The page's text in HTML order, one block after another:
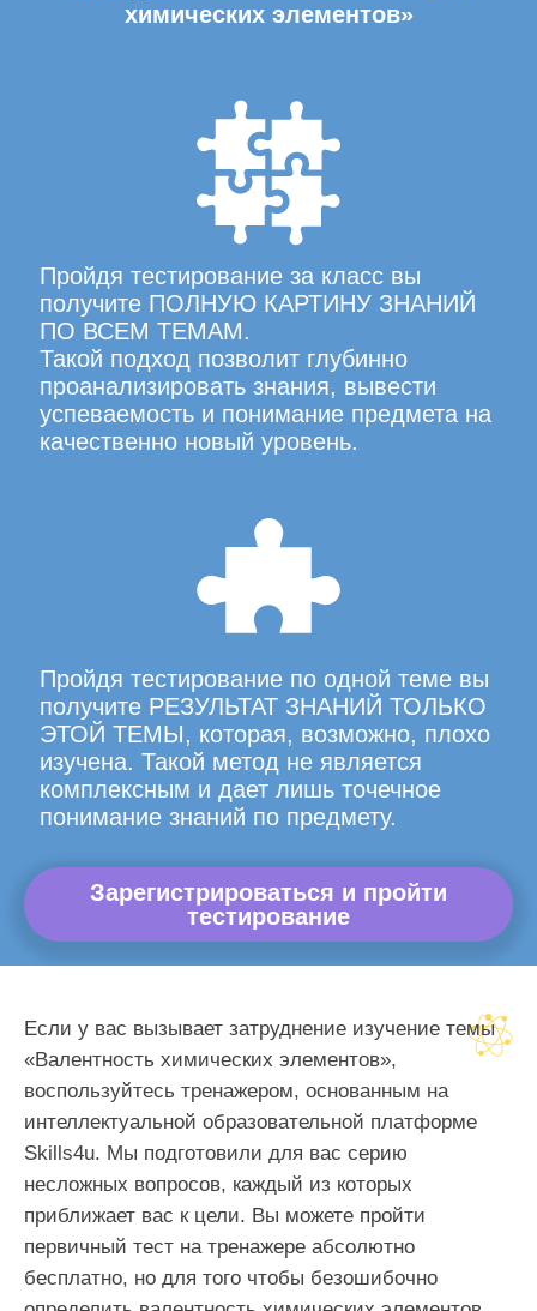
химических элементов»
Пройдя тестирование за класс вы
получите ПОЛНУЮ КАРТИНУ ЗНАНИЙ
ПО ВСЕМ ТЕМАМ.
Такой подход позволит глубинно
проанализировать знания, вывести
успеваемость и понимание предмета на
качественно новый уровень.
Пройдя тестирование по одной теме вы
получите РЕЗУЛЬТАТ ЗНАНИЙ ТОЛЬКО
ЭТОЙ ТЕМЫ, которая, возможно, плохо
изучена. Такой метод не является
комплексным и дает лишь точечное
понимание знаний по предмету.
Зарегистрироваться и пройти
тестирование
Если у вас вызывает затруднение изучение темы
«Валентность химических элементов»,
воспользуйтесь тренажером, основанным на
интеллектуальной образовательной платформе
Skills4u. Мы подготовили для вас серию
несложных вопросов, каждый из которых
приближает вас к цели. Вы можете пройти
первичный тест на тренажере абсолютно
бесплатно, но для того чтобы безошибочно